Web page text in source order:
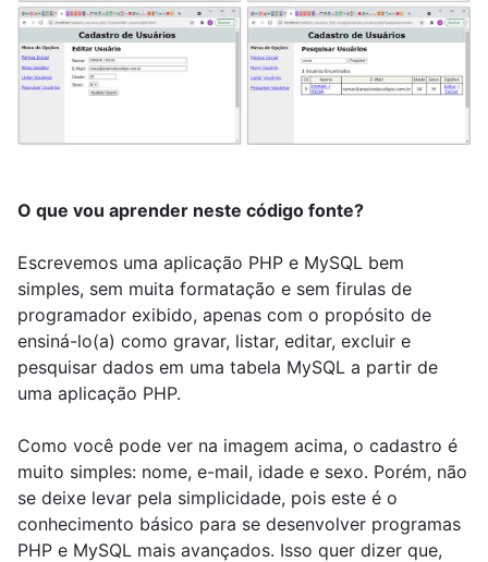
O que vou aprender neste código fonte?
Escrevemos uma aplicação PHP e MySQL bem
simples, sem muita formatação e sem firulas de
programador exibido, apenas com o propósito de
ensiná-lo(a) como gravar, listar, editar, excluir e
pesquisar dados em uma tabela MySQL a partir de
uma aplicação PHP.
Como você pode ver na imagem acima, o cadastro é
muito simples: nome, e-mail, idade e sexo. Porém, não
se deixe levar pela simplicidade, pois este é o
conhecimento básico para se desenvolver programas
PHP e MySQL mais avançados. Isso quer dizer que,